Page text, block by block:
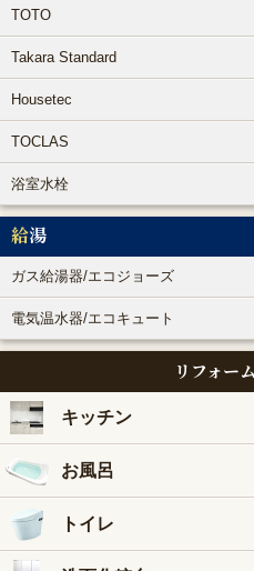
TOTO
Takara Standard
Housetec
TOCLAS
浴室水栓
給湯
ガス給湯器/エコジョーズ
電気温水器/エコキュート
リフォー
キッチン
お風呂
トイレ